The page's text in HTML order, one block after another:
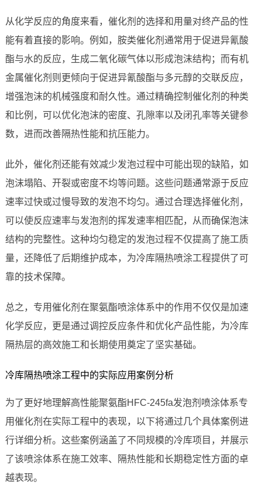
从化学反应的角度来看，催化剂的选择和用量对终产品的性
能有着直接的影响。例如，胺类催化剂通常用于促进异氰酸
酯与水的反应，生成二氧化碳气体以形成泡沫结构；而有机
金属催化剂则更倾向于促进异氰酸酯与多元醇的交联反应，
增强泡沫的机械强度和耐久性。通过精确控制催化剂的种类
和比例，可以优化泡沫的密度、孔隙率以及闭孔率等关键参
数，进而改善隔热性能和抗压能力。
此外，催化剂还能有效减少发泡过程中可能出现的缺陷，如
泡沫塌陷、开裂或密度不均等问题。这些问题通常源于反应
速率过快或过慢导致的发泡不均匀。通过合理选择催化剂，
可以使反应速率与发泡剂的挥发速率相匹配，从而确保泡沫
结构的完整性。这种均匀稳定的发泡过程不仅提高了施工质
量，还降低了后期维护成本，为冷库隔热喷涂工程提供了可
靠的技术保障。
总之，专用催化剂在聚氨酯喷涂体系中的作用不仅仅是加速
化学反应，更是通过调控反应条件和优化产品性能，为冷库
隔热层的高效施工和长期使用奠定了坚实基础。
冷库隔热喷涂工程中的实际应用案例分析
为了更好地理解高性能聚氨酯HFC-245fa发泡剂喷涂体系专
用催化剂在实际工程中的表现，以下将通过几个具体案例进
行详细分析。这些案例涵盖了不同规模的冷库项目，并展示
了该喷涂体系在施工效率、隔热性能和长期稳定性方面的卓
越表现。